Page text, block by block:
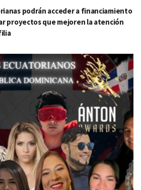
podrán acceder a financiamiento
proyectos que mejoren la atención